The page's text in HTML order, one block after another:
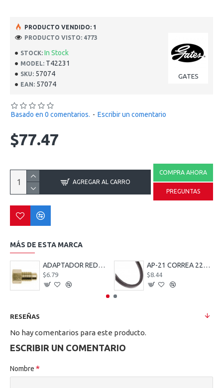
STOCK: In Stock
MODEL: T42231
SKU: 57074
EAN: 57074
GATES
PRODUCTO VENDIDO: 1
PRODUCTO VISTO: 4773
Basado en 0 comentarios. - Escribir un comentario
$77.47
AGREGAR AL CARRO
COMPRA AHORA
PREGUNTAS
MÁS DE ESTA MARCA
ADAPTADOR REDUCTOR FRENO 12 MM MACHO 10 MM HEMBRA
$6.79
AP-21 CORREA 22379
$8.44
RESEÑAS
No hay comentarios para este producto.
ESCRIBIR UN COMENTARIO
Nombre